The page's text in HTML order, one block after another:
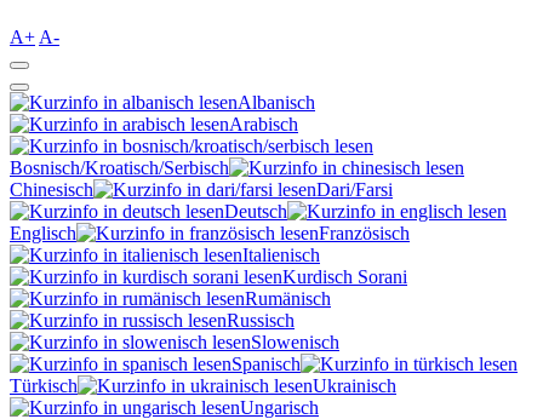
A+ A-
Albanisch
Arabisch
Bosnisch/Kroatisch/Serbisch
Chinesisch
Dari/Farsi
Deutsch
Englisch
Französisch
Italienisch
Kurdisch Sorani‎
Rumänisch
Russisch
Slowenisch
Spanisch
Türkisch
Ukrainisch
Ungarisch